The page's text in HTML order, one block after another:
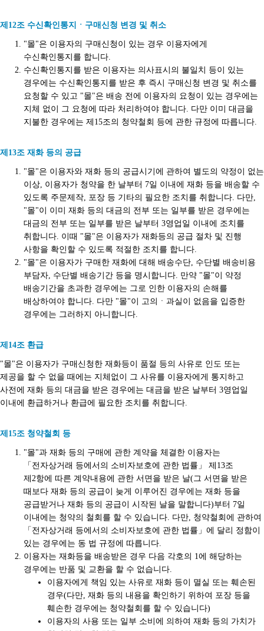
제12조 수신확인통지ㆍ구매신청 변경 및 취소
"몰"은 이용자의 구매신청이 있는 경우 이용자에게
수신확인통지를 합니다.
수신확인통지를 받은 이용자는 의사표시의 불일치 등이 있는
경우에는 수신확인통지를 받은 후 즉시 구매신청 변경 및 취소를
요청할 수 있고 "몰"은 배송 전에 이용자의 요청이 있는 경우에는
지체 없이 그 요청에 따라 처리하여야 합니다. 다만 이미 대금을
지불한 경우에는 제15조의 청약철회 등에 관한 규정에 따릅니다.
제13조 재화 등의 공급
"몰"은 이용자와 재화 등의 공급시기에 관하여 별도의 약정이 없는
이상, 이용자가 청약을 한 날부터 7일 이내에 재화 등을 배송할 수
있도록 주문제작, 포장 등 기타의 필요한 조치를 취합니다. 다만,
"몰"이 이미 재화 등의 대금의 전부 또는 일부를 받은 경우에는
대금의 전부 또는 일부를 받은 날부터 3영업일 이내에 조치를
취합니다. 이때 "몰"은 이용자가 재화등의 공급 절차 및 진행
사항을 확인할 수 있도록 적절한 조치를 합니다.
"몰"은 이용자가 구매한 재화에 대해 배송수단, 수단별 배송비용
부담자, 수단별 배송기간 등을 명시합니다. 만약 "몰"이 약정
배송기간을 초과한 경우에는 그로 인한 이용자의 손해를
배상하여야 합니다. 다만 "몰"이 고의ㆍ과실이 없음을 입증한
경우에는 그러하지 아니합니다.
제14조 환급
"몰"은 이용자가 구매신청한 재화등이 품절 등의 사유로 인도 또는
제공을 할 수 없을 때에는 지체없이 그 사유를 이용자에게 통지하고
사전에 재화 등의 대금을 받은 경우에는 대금을 받은 날부터 3영업일
이내에 환급하거나 환급에 필요한 조치를 취합니다.
제15조 청약철회 등
"몰"과 재화 등의 구매에 관한 계약을 체결한 이용자는
「전자상거래 등에서의 소비자보호에 관한 법률」 제13조
제2항에 따른 계약내용에 관한 서면을 받은 날(그 서면을 받은
때보다 재화 등의 공급이 늦게 이루어진 경우에는 재화 등을
공급받거나 재화 등의 공급이 시작된 날을 말합니다)부터 7일
이내에는 청약의 철회를 할 수 있습니다. 다만, 청약철회에 관하여
「전자상거래 등에서의 소비자보호에 관한 법률」에 달리 정함이
있는 경우에는 동 법 규정에 따릅니다.
이용자는 재화등을 배송받은 경우 다음 각호의 1에 해당하는
경우에는 반품 및 교환을 할 수 없습니다.
이용자에게 책임 있는 사유로 재화 등이 멸실 또는 훼손된
경우(다만, 재화 등의 내용을 확인하기 위하여 포장 등을
훼손한 경우에는 청약철회를 할 수 있습니다)
이용자의 사용 또는 일부 소비에 의하여 재화 등의 가치가